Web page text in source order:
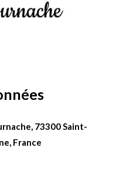
73300 Saint-
France